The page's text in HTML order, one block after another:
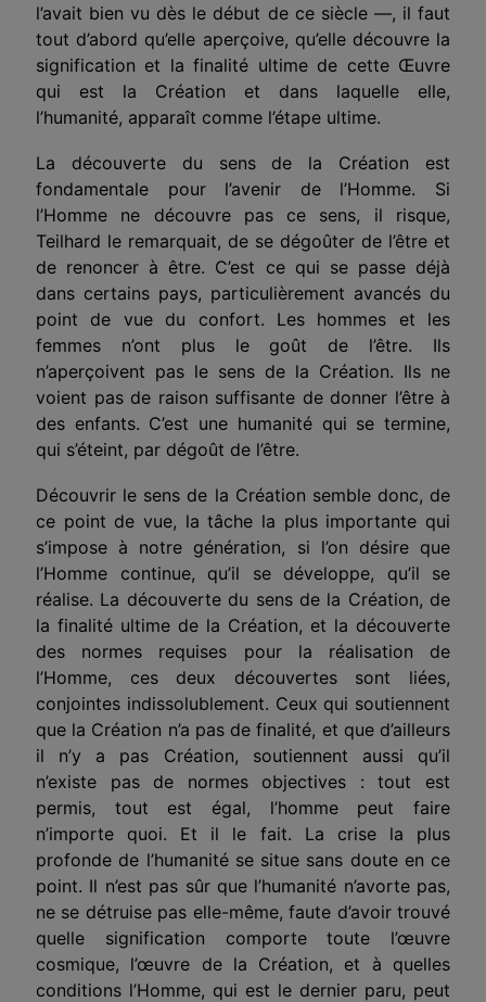
l’avait bien vu dès le début de ce siècle —, il faut
tout d’abord qu’elle aperçoive, qu’elle découvre la
signification et la finalité ultime de cette Œuvre
qui est la Création et dans laquelle elle,
l’humanité, apparaît comme l’étape ultime.
La découverte du sens de la Création est
fondamentale pour l’avenir de l’Homme. Si
l’Homme ne découvre pas ce sens, il risque,
Teilhard le remarquait, de se dégoûter de l’être et
de renoncer à être. C’est ce qui se passe déjà
dans certains pays, particulièrement avancés du
point de vue du confort. Les hommes et les
femmes n’ont plus le goût de l’être. Ils
n’aperçoivent pas le sens de la Création. Ils ne
voient pas de raison suffisante de donner l’être à
des enfants. C’est une humanité qui se termine,
qui s’éteint, par dégoût de l’être.
Découvrir le sens de la Création semble donc, de
ce point de vue, la tâche la plus importante qui
s’impose à notre génération, si l’on désire que
l’Homme continue, qu’il se développe, qu’il se
réalise. La découverte du sens de la Création, de
la finalité ultime de la Création, et la découverte
des normes requises pour la réalisation de
l’Homme, ces deux découvertes sont liées,
conjointes indissolublement. Ceux qui soutiennent
que la Création n’a pas de finalité, et que d’ailleurs
il n’y a pas Création, soutiennent aussi qu’il
n’existe pas de normes objectives : tout est
permis, tout est égal, l’homme peut faire
n’importe quoi. Et il le fait. La crise la plus
profonde de l’humanité se situe sans doute en ce
point. Il n’est pas sûr que l’humanité n’avorte pas,
ne se détruise pas elle-même, faute d’avoir trouvé
quelle signification comporte toute l’œuvre
cosmique, l’œuvre de la Création, et à quelles
conditions l’Homme, qui est le dernier paru, peut